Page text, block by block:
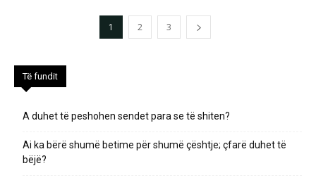
1 2 3
Të fundit
A duhet të peshohen sendet para se të shiten?
Ai ka bërë shumë betime për shumë çështje; çfarë duhet të
bëjë?